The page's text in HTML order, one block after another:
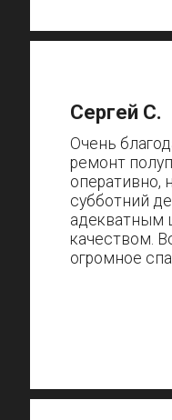
Сергей С.
Очень
ремонт
оперативно,
субботний
адекватным
качеством.
огромное